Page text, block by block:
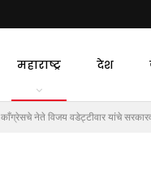
महाराष्ट्र देश
नेते विजय वडेट्टीवार यांचे